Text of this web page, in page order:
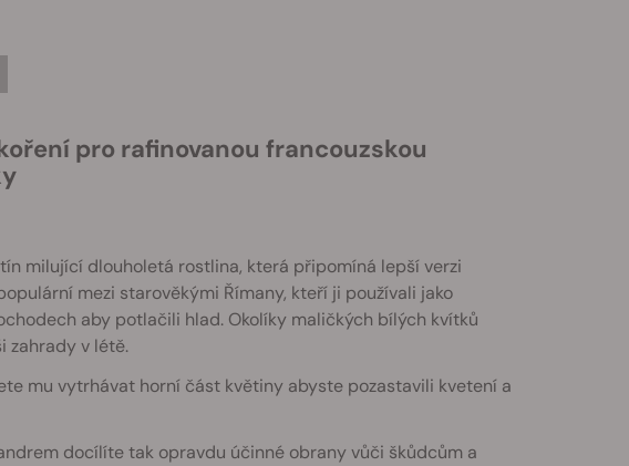
pro rafinovanou francouzskou
milující dlouholetá rostlina, která připomíná lepší verzi
mezi starověkými Římany, kteří ji používali jako
aby potlačili hlad. Okolíky maličkých bílých kvítků
zahrady v létě.
mu vytrhávat horní část květiny abyste pozastavili kvetení a
docílíte tak opravdu účinné obrany vůči škůdcům a